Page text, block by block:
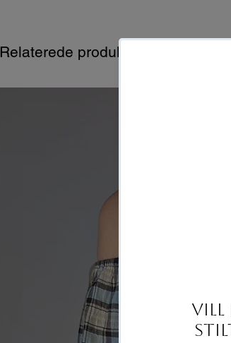
Relaterede produkter